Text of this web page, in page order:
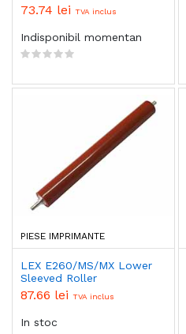
73.74 lei TVA inclus
Indisponibil momentan
PIESE IMPRIMANTE
LEX E260/MS/MX Lower
Sleeved Roller
87.66 lei TVA inclus
In stoc